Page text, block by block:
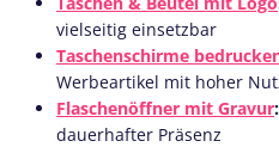
vielseitig einsetzbar
Taschenschirme
Werbeartikel mit hoher
Flaschenöffner mit Gravur:
dauerhafter Präsenz